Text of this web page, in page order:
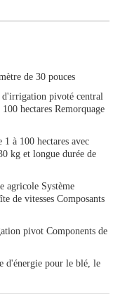
de 30 pouces
d'irrigation pivoté central
hectares Remorquage
à 100 hectares avec
kg et longue durée de
agricole Système
de vitesses Composants
pivot Components de
d'énergie pour le blé, le